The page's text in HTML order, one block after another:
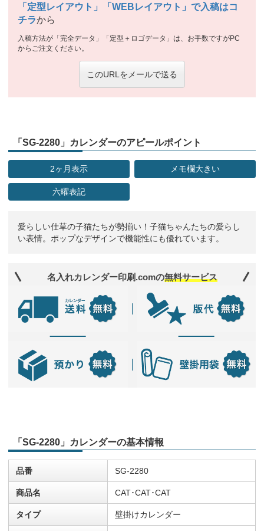
「定型レイアウト」「WEBレイアウト」で入稿はコ
チラから
入稿方法が「完全データ」「定型＋ロゴデータ」は、お手数ですがPC
からご注文ください。
このURLをメールで送る
「SG-2280」カレンダーのアピールポイント
2ヶ月表示 メモ欄大きい
六曜表記
愛らしい仕草の子猫たちが勢揃い！子猫ちゃんたちの愛らし
い表情。ポップなデザインで機能性にも優れています。
名入れカレンダー印刷.comの無料サービス
「SG-2280」カレンダーの基本情報
品番 SG-2280
商品名 CAT･CAT･CAT
タイプ 壁掛けカレンダー